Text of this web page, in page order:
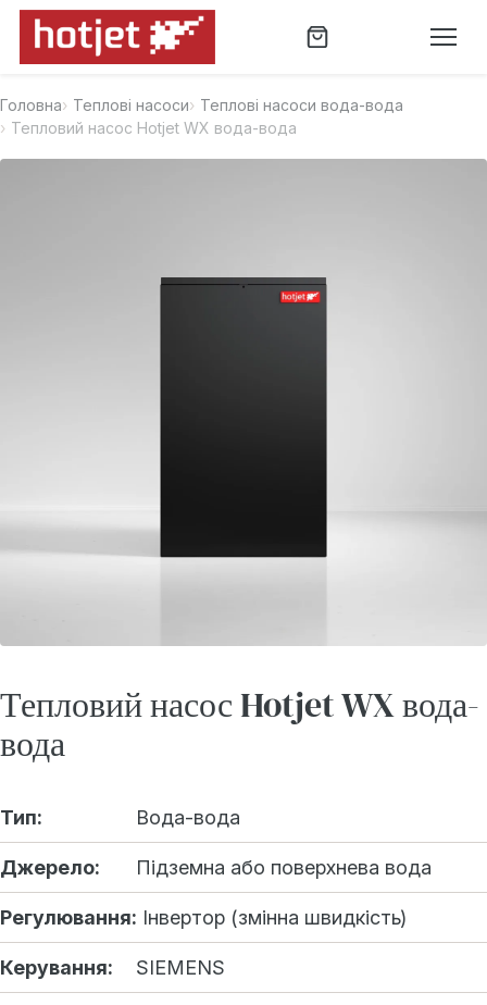
Головна Теплові насоси
Теплові насоси вода-вода
Тепловий насос Hotjet WX вода-вода
Тепловий насос Hotjet WX вода-
вода
Тип: Вода-вода
Джерело: Підземна або поверхнева вода
Регулювання: Інвертор (змінна швидкість)
Керування: SIEMENS